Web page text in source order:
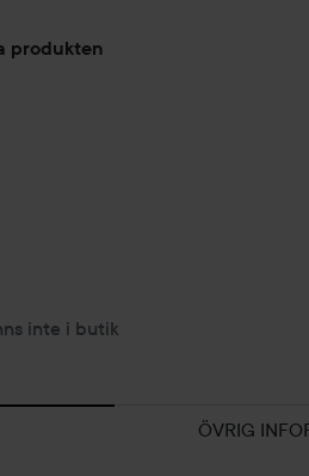
produkten
inte i butik
ÖVRIG